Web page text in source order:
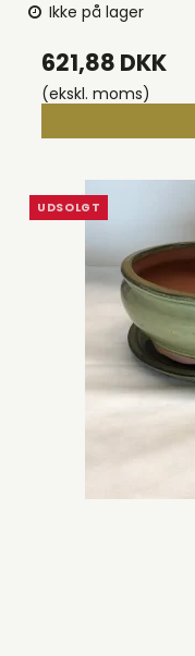
Ikke på lager
621,88 DKK
(ekskl. moms)
UDSOLGT